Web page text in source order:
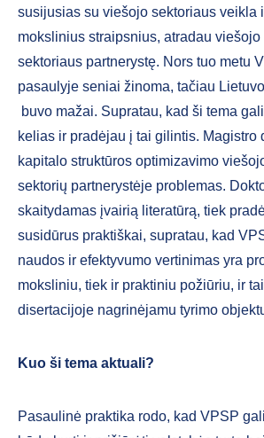
susijusias su viešojo sektoriaus veikla
mokslinius straipsnius, atradau viešojo
sektoriaus partnerystę. Nors tuo metu
pasaulyje seniai žinoma, tačiau
buvo mažai. Supratau, kad ši tema
kelias ir pradėjau į tai gilintis. Magistro
kapitalo struktūros optimizavimo
sektorių partnerystėje problemas.
skaitydamas įvairią literatūrą, tiek
susidūrus praktiškai, supratau, kad
naudos ir efektyvumo vertinimas yra
moksliniu, tiek ir praktiniu požiūriu, ir
disertacijoje nagrinėjamu tyrimo
Kuo ši tema aktuali?
Pasaulinė praktika rodo, kad VPSP